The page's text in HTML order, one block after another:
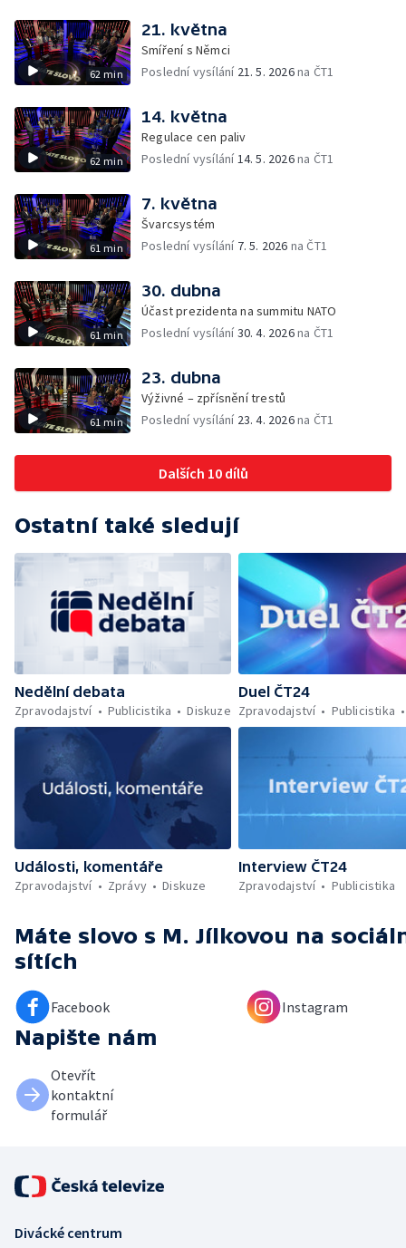
62 min
21. května
Smíření s Němci
Poslední vysílání 21. 5. 2026na ČT1
62 min
14. května
Regulace cen paliv
Poslední vysílání14. 5. 2026na ČT1
61 min
7. května
Švarcsystém
Poslední vysílání 7. 5. 2026 na ČT1
61 min
30. dubna
Účast prezidenta na summitu NATO
Poslední vysílání30. 4. 2026na ČT1
61 min
23. dubna
Výživné – zpřísnění trestů
Poslední vysílání 23. 4. 2026na ČT1
Dalších 10 dílů
Ostatní také sledují
Nedělní debata
Zpravodajství
Publicistika Diskuze
Duel ČT24
Zpravodajství
Publicistika
Události, komentáře
Zpravodajství
Zprávy Diskuze
Interview ČT24
Zpravodajství
Publicistika
Máte slovo s M. Jílkovou na
sítích
Facebook Instagram
Napište nám
Otevřít
kontaktní
formulář
Divácké centrum